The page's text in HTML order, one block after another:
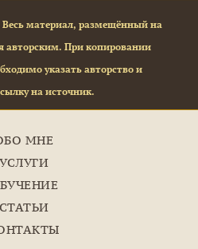
материал, размещённый на
авторским. При копировании
указать авторство и
на источник.
МНЕ
УСЛУГИ
СТАТЬИ